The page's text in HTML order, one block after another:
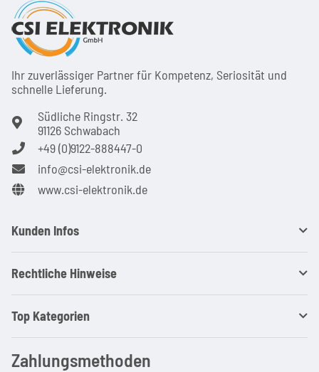
Ihr zuver­läs­siger Partner für Kom­pe­tenz, Seri­osi­tät und
schnel­le Lie­ferung.
Südliche Ringstr. 32
91126 Schwabach
+49 (0)9122-888447-0
info@csi-elektronik.de
www.csi-elektronik.de
Kunden Infos
Rechtliche Hinweise
Top Kategorien
Zahlungsmethoden